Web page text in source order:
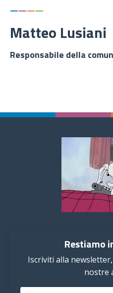
————
Matteo Lusiani
Responsabile della
Restiamo
Iscriviti alla
nostre